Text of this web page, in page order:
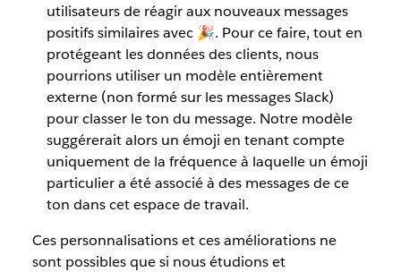
utilisateurs de réagir aux nouveaux messages
positifs similaires avec 🎉. Pour ce faire, tout en
protégeant les données des clients, nous
pourrions utiliser un modèle entièrement
externe (non formé sur les messages Slack)
pour classer le ton du message. Notre modèle
suggérerait alors un émoji en tenant compte
uniquement de la fréquence à laquelle un émoji
particulier a été associé à des messages de ce
ton dans cet espace de travail.
Ces personnalisations et ces améliorations ne
sont possibles que si nous étudions et